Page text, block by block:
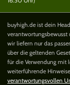
buyhigh.de ist dein
verantwortungsbewusst
wir liefern nur das
über die geltenden
für die Verwendung mit
weiterführende
verantwortungsvollen